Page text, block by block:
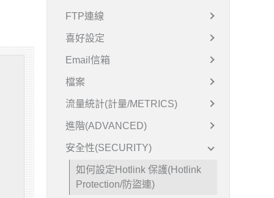
FTP連線
喜好設定
Email信箱
檔案
流量統計(計量/METRICS)
進階(ADVANCED)
安全性(SECURITY)
如何設定Hotlink 保護(Hotlink
Protection/防盜連)